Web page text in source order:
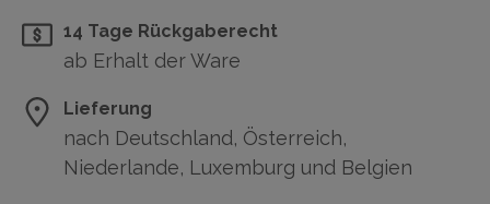
14 Tage Rückgaberecht
ab Erhalt der Ware
Lieferung
nach Deutschland, Österreich,
Niederlande, Luxemburg und Belgien